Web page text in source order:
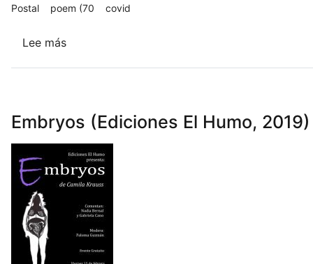
Postal
poem (70 covid
Lee más
Embryos (Ediciones El Humo, 2019)